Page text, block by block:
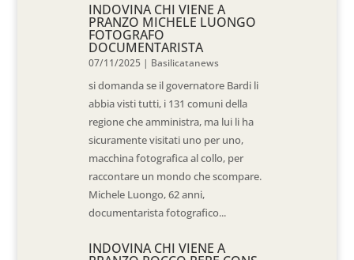
INDOVINA CHI VIENE A
PRANZO MICHELE LUONGO
FOTOGRAFO
DOCUMENTARISTA
07/11/2025 | Basilicatanews
si domanda se il governatore Bardi li
abbia visti tutti, i 131 comuni della
regione che amministra, ma lui li ha
sicuramente visitati uno per uno,
macchina fotografica al collo, per
raccontare un mondo che scompare.
Michele Luongo, 62 anni,
documentarista fotografico...
INDOVINA CHI VIENE A